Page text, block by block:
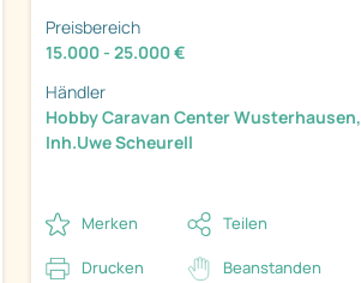
Preisbereich
15.000 - 25.000 €
Händler
Hobby Caravan Center Wusterhausen,
Inh.Uwe Scheurell
Merken Teilen
Drucken Beanstanden